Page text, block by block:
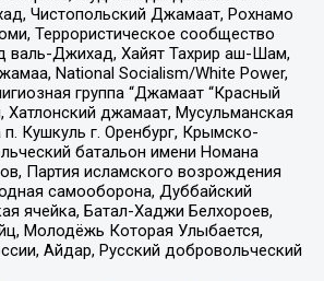
Чистопольский Джамаат, Рохнамо
Террористическое сообщество
валь-Джихад, Хайят Тахрир аш-Шам,
National Socialism/White Power,
группа “Джамаат “Красный
Хатлонский джамаат, Мусульманская
п. Кушкуль г. Оренбург, Крымско-
батальон имени Номана
Партия исламского возрождения
самооборона, Дуббайский
ячейка, Батал-Хаджи Белхороев,
Молодёжь Которая Улыбается,
Айдар, Русский добровольческий